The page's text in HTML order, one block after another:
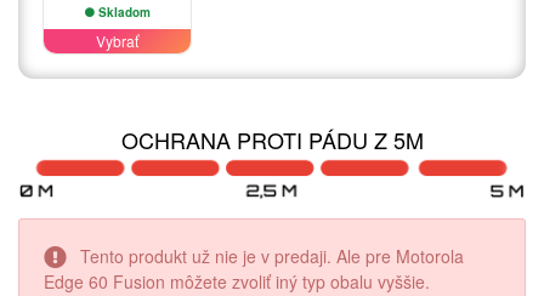
Skladom
Vybrať
OCHRANA PROTI PÁDU Z 5M
Tento produkt už nie je v predaji. Ale pre Motorola
Edge 60 Fusion môžete zvoliť iný typ obalu vyššie.